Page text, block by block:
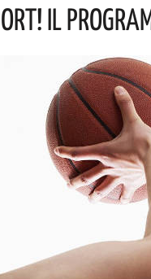
151 MILIONI PER IMPRESE, LAVORO ED ENERGIA
Il